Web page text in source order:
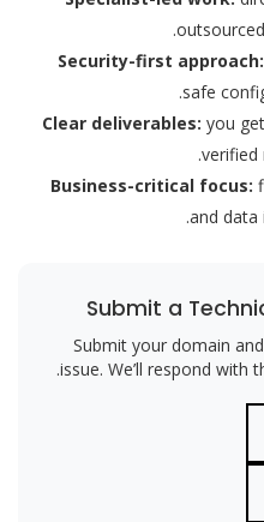
Security-first approach:
safe
Clear deliverables: you
verified
Business-critical focus:
and data
Submit a
Submit your domain
issue. We’ll respond with